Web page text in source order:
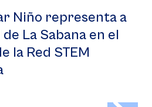
Niño representa a
La Sabana en el
la Red STEM